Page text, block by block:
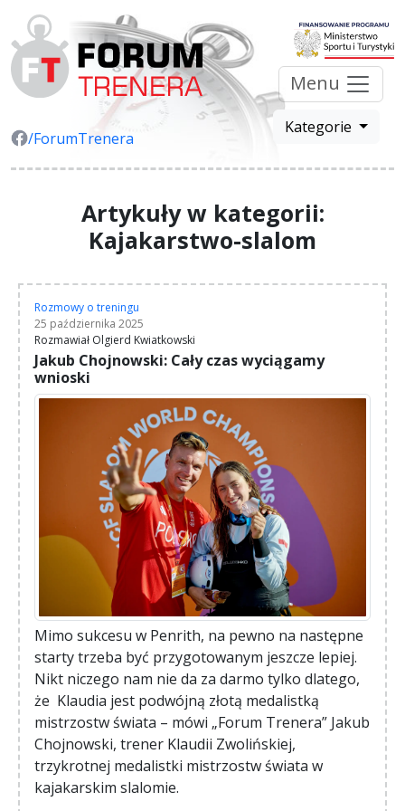
/ForumTrenera
Menu
Kategorie
Artykuły w kategorii:
Kajakarstwo-slalom
Rozmowy o treningu
25 października 2025
Rozmawiał Olgierd Kwiatkowski
Jakub Chojnowski: Cały czas wyciągamy
wnioski
Mimo sukcesu w Penrith, na pewno na następne
starty trzeba być przygotowanym jeszcze lepiej.
Nikt niczego nam nie da za darmo tylko dlatego,
że Klaudia jest podwójną złotą medalistką
mistrzostw świata – mówi „Forum Trenera” Jakub
Chojnowski, trener Klaudii Zwolińskiej,
trzykrotnej medalistki mistrzostw świata w
kajakarskim slalomie.